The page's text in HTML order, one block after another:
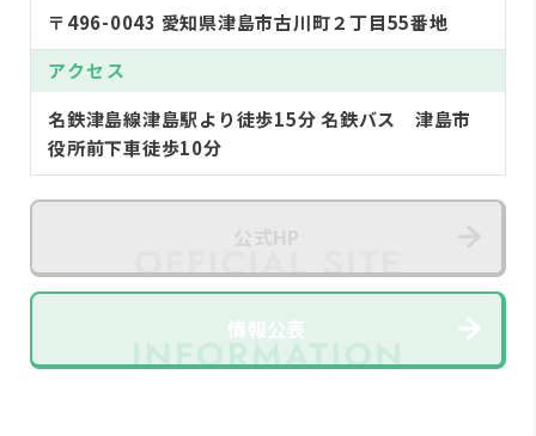
〒496-0043 愛知県津島市古川町２丁目55番地
アクセス
名鉄津島線津島駅より徒歩15分 名鉄バス 津島市
役所前下車徒歩10分
情報公表